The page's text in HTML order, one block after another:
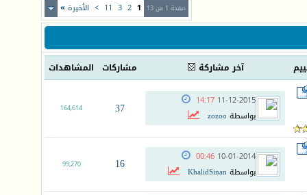
صفحة 1 من 13 1
2
3
11
> الأخيرة »
آخر مشاركة مشاركات المشاهدات
11-12-2015
14:17
بواسطة zozoo
37
164,614
10-01-2014
00:46
بواسطةKhalidSinan
16
99,270